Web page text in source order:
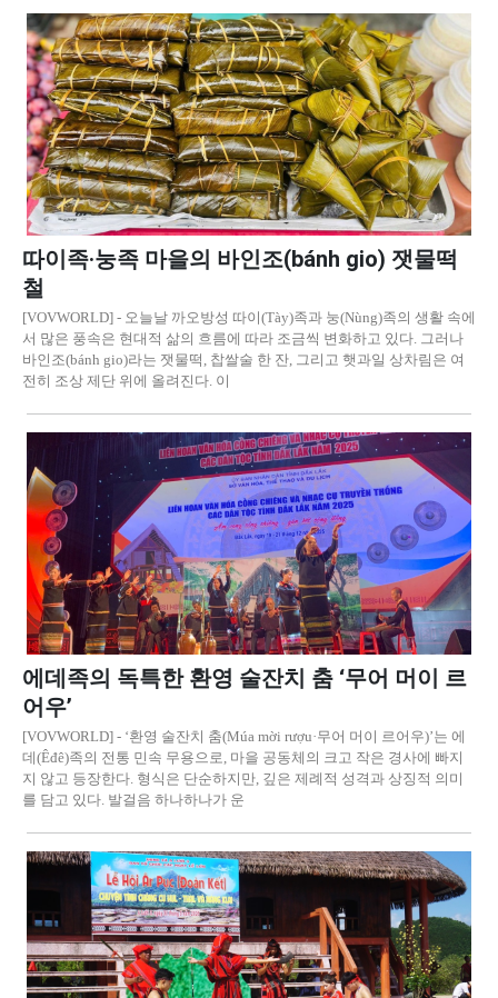
따이족·눙족 마을의 바인조(bánh gio) 잿물떡
철
[VOVWORLD] - 오늘날 까오방성 따이(Tày)족과 눙(Nùng)족의 생활 속에
서 많은 풍속은 현대적 삶의 흐름에 따라 조금씩 변화하고 있다. 그러나
바인조(bánh gio)라는 잿물떡, 찹쌀술 한 잔, 그리고 햇과일 상차림은 여
전히 조상 제단 위에 올려진다. 이
에데족의 독특한 환영 술잔치 춤 ‘무어 머이 르
어우’
[VOVWORLD] - ‘환영 술잔치 춤(Múa mời rượu·무어 머이 르어우)’는 에
데(Êđê)족의 전통 민속 무용으로, 마을 공동체의 크고 작은 경사에 빠지
지 않고 등장한다. 형식은 단순하지만, 깊은 제례적 성격과 상징적 의미
를 담고 있다. 발걸음 하나하나가 운